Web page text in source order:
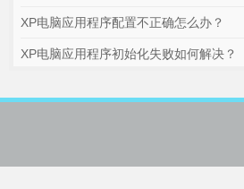
XP电脑应用程序配置不正确怎么办？
XP电脑应用程序初始化失败如何解决？